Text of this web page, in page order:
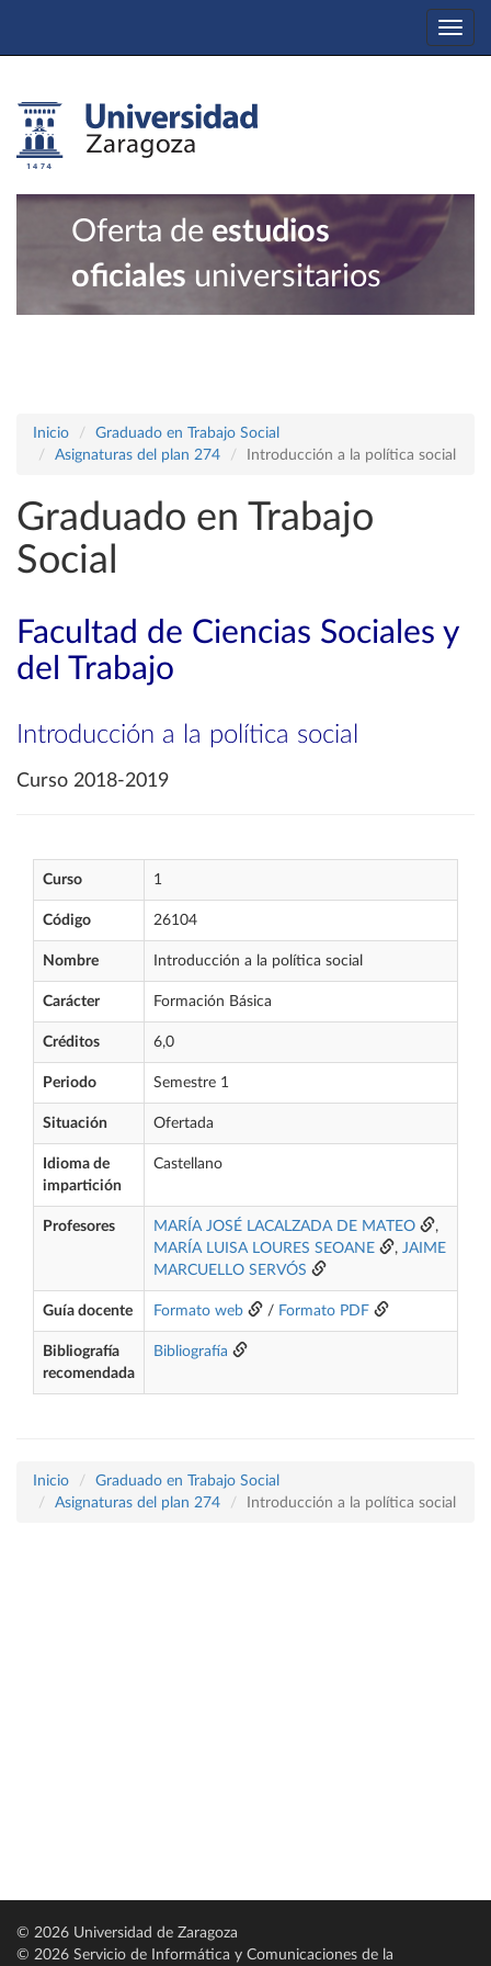
Oferta de estudios
oficiales universitarios
Inicio
Graduado en Trabajo Social
Asignaturas del plan 274
Introducción a la política social
Graduado en Trabajo
Social
Facultad de Ciencias Sociales y
del Trabajo
Introducción a la política social
Curso 2018-2019
Curso 1
Código 26104
Nombre Introducción a la política social
Carácter Formación Básica
Créditos 6,0
Periodo Semestre 1
Situación Ofertada
Idioma de
impartición
Castellano
Profesores MARÍA JOSÉ LACALZADA DE MATEO
,
MARÍA LUISA LOURES SEOANE
, JAIME
MARCUELLO SERVÓS
Guía docente Formato web / Formato PDF
Bibliografía
recomendada
Bibliografía
Inicio
Graduado en Trabajo Social
Asignaturas del plan 274
Introducción a la política social
© 2026 Universidad de Zaragoza
© 2026 Servicio de Informática y Comunicaciones de la